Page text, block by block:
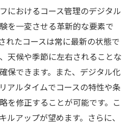
におけるコース管理のデジタル
を一変させる革新的な要素で
れたコースは常に最新の状態で
天候や季節に左右されることな
保できます。また、デジタル化
アルタイムでコースの特性や条
を修正することが可能です。こ
ルアップが望めます。さらに、